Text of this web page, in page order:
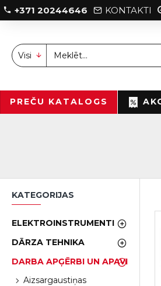
+371 20244646 KONTAKTI
Visi
PREČU KATALOGS
KATEGORIJAS
ELEKTROINSTRUMENTI
DĀRZA TEHNIKA
DARBA APĢĒRBI UN APAVI
Aizsargaustiņas